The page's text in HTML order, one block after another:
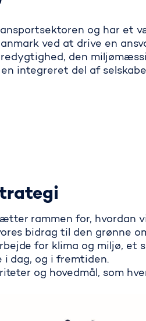
og har et
ved at drive en
den
integreret del af
rammen for, hvordan
bidrag til den grønne
for klima og miljø, et
dag, og i fremtiden.
og hovedmål, som